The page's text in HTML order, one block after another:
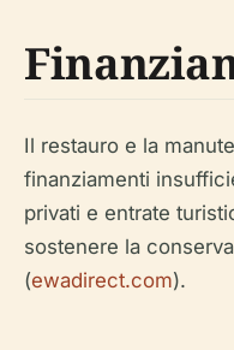
Il restauro e la
finanziamenti
privati e entrate
sostenere la
(ewadirect.com).